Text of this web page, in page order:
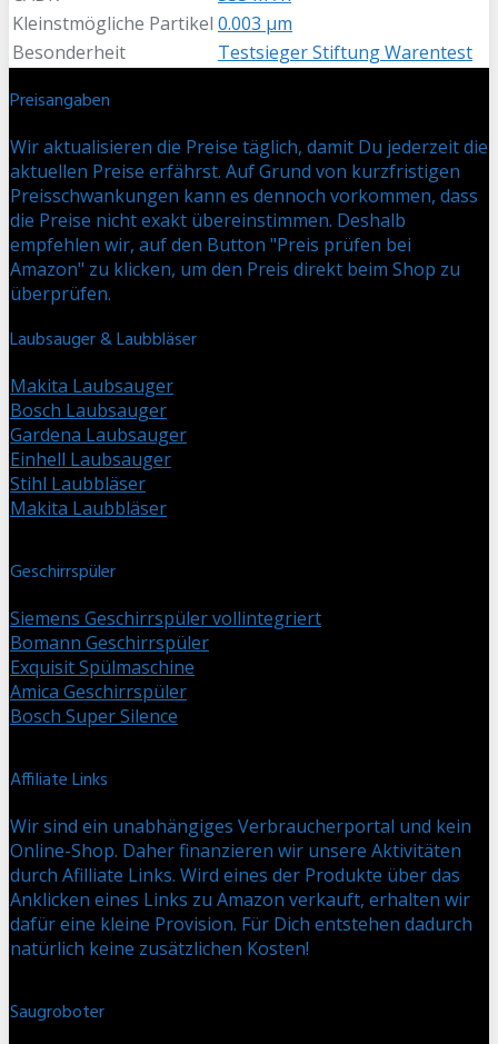
Kleinstmögliche Partikel 0.003 µm
Besonderheit
Testsieger Stiftung Warentest
Preisangaben
Wir aktualisieren die Preise täglich, damit Du jederzeit die
aktuellen Preise erfährst. Auf Grund von kurzfristigen
Preisschwankungen kann es dennoch vorkommen, dass
die Preise nicht exakt übereinstimmen. Deshalb
empfehlen wir, auf den Button "Preis prüfen bei
Amazon" zu klicken, um den Preis direkt beim Shop zu
überprüfen.
Laubsauger & Laubbläser
Makita Laubsauger
Bosch Laubsauger
Gardena Laubsauger
Einhell Laubsauger
Stihl Laubbläser
Makita Laubbläser
Geschirrspüler
Siemens Geschirrspüler vollintegriert
Bomann Geschirrspüler
Exquisit Spülmaschine
Amica Geschirrspüler
Bosch Super Silence
Affiliate Links
Wir sind ein unabhängiges Verbraucherportal und kein
Online-Shop. Daher finanzieren wir unsere Aktivitäten
durch Afilliate Links. Wird eines der Produkte über das
Anklicken eines Links zu Amazon verkauft, erhalten wir
dafür eine kleine Provision. Für Dich entstehen dadurch
natürlich keine zusätzlichen Kosten!
Saugroboter